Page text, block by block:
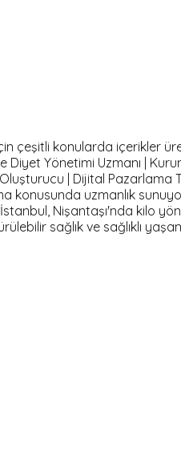
çeşitli konularda içerikler
Yönetimi Uzmanı |
| Dijital
konusunda uzmanlık
Nişantaşı'nda kilo
sağlık ve sağlıklı